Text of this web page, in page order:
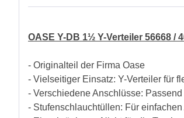
OASE Y-DB 1½ Y-Verteiler 56668 /
- Originalteil der Firma Oase
- Vielseitiger Einsatz: Y-Verteiler für
- Verschiedene Anschlüsse:
- Stufenschlauchtüllen: Für